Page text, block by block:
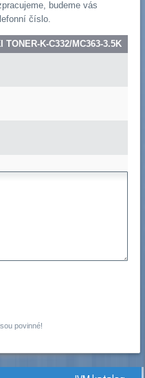
budeme vás
číslo.
K-C332/MC363-3.5K
povinné!